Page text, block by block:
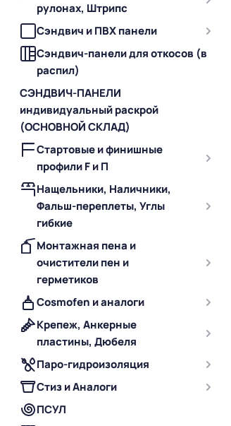
рулонах, Штрипс
Сэндвич и ПВХ панели
Сэндвич-панели для откосов (в
распил)
СЭНДВИЧ-ПАНЕЛИ
индивидуальный раскрой
(ОСНОВНОЙ СКЛАД)
Стартовые и финишные
профили F и П
Нащельники, Наличники,
Фальш-переплеты, Углы
гибкие
Монтажная пена и
очистители пен и
герметиков
Cosmofen и аналоги
Крепеж, Анкерные
пластины, Дюбеля
Паро-гидроизоляция
Стиз и Аналоги
ПСУЛ